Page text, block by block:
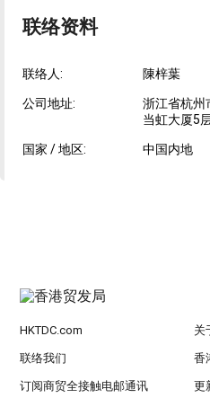
联络资料
联络人: 陳梓葉
公司地址:
浙江省杭州
当虹大厦5
国家 / 地区: 中国内地
HKTDC.com 关
联络我们 香
订阅商贸全接触电邮通讯 更